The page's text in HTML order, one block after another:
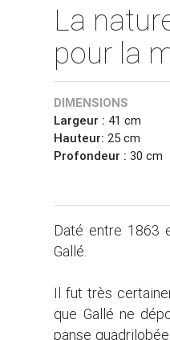
La
pour la
DIMENSIONS
Largeur : 41 cm
Hauteur: 25 cm
Profondeur : 30 cm
Daté entre 1863
Gallé.
Il fut très
que Gallé ne
panse